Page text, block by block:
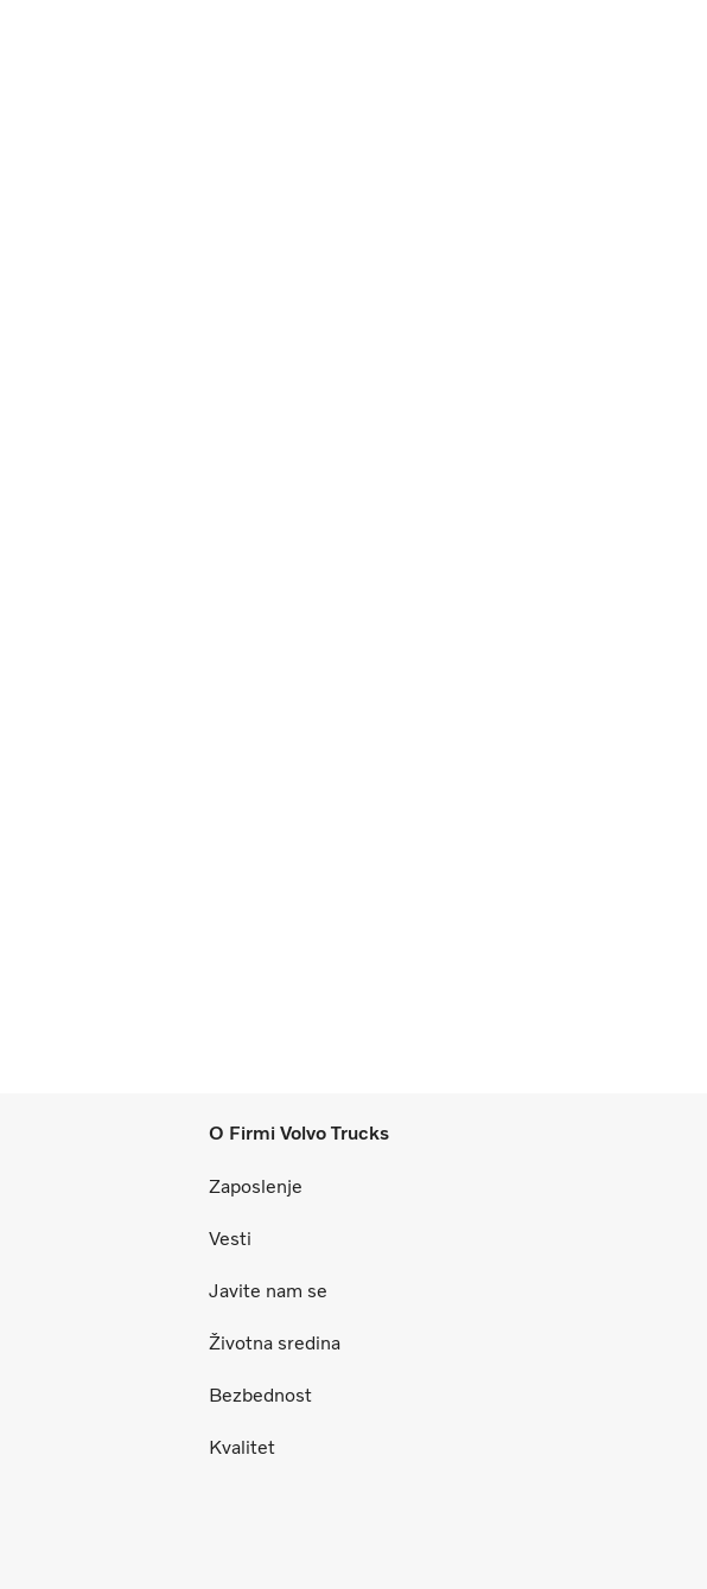
O Firmi Volvo Trucks
Zaposlenje
Vesti
Javite nam se
Životna sredina
Bezbednost
Kvalitet